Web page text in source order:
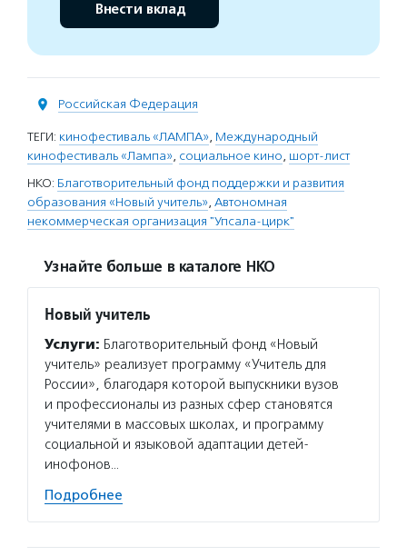
Внести вклад
Российская Федерация
ТЕГИ: кинофестиваль «ЛАМПА», Международный
кинофестиваль «Лампа», социальное кино, шорт-лист
НКО: Благотворительный фонд поддержки и развития
образования «Новый учитель», Автономная
некоммерческая организация "Упсала-цирк"
Узнайте больше в каталоге НКО
Новый учитель
Услуги: Благотворительный фонд «Новый
учитель» реализует программу «Учитель для
России», благодаря которой выпускники вузов
и профессионалы из разных сфер становятся
учителями в массовых школах, и программу
социальной и языковой адаптации детей-
инофонов…
Подробнее